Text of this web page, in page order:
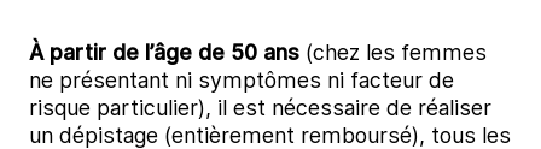
À partir de l’âge de 50 ans (chez les femmes
ne présentant ni symptômes ni facteur de
risque particulier), il est nécessaire de réaliser
un dépistage (entièrement remboursé), tous les